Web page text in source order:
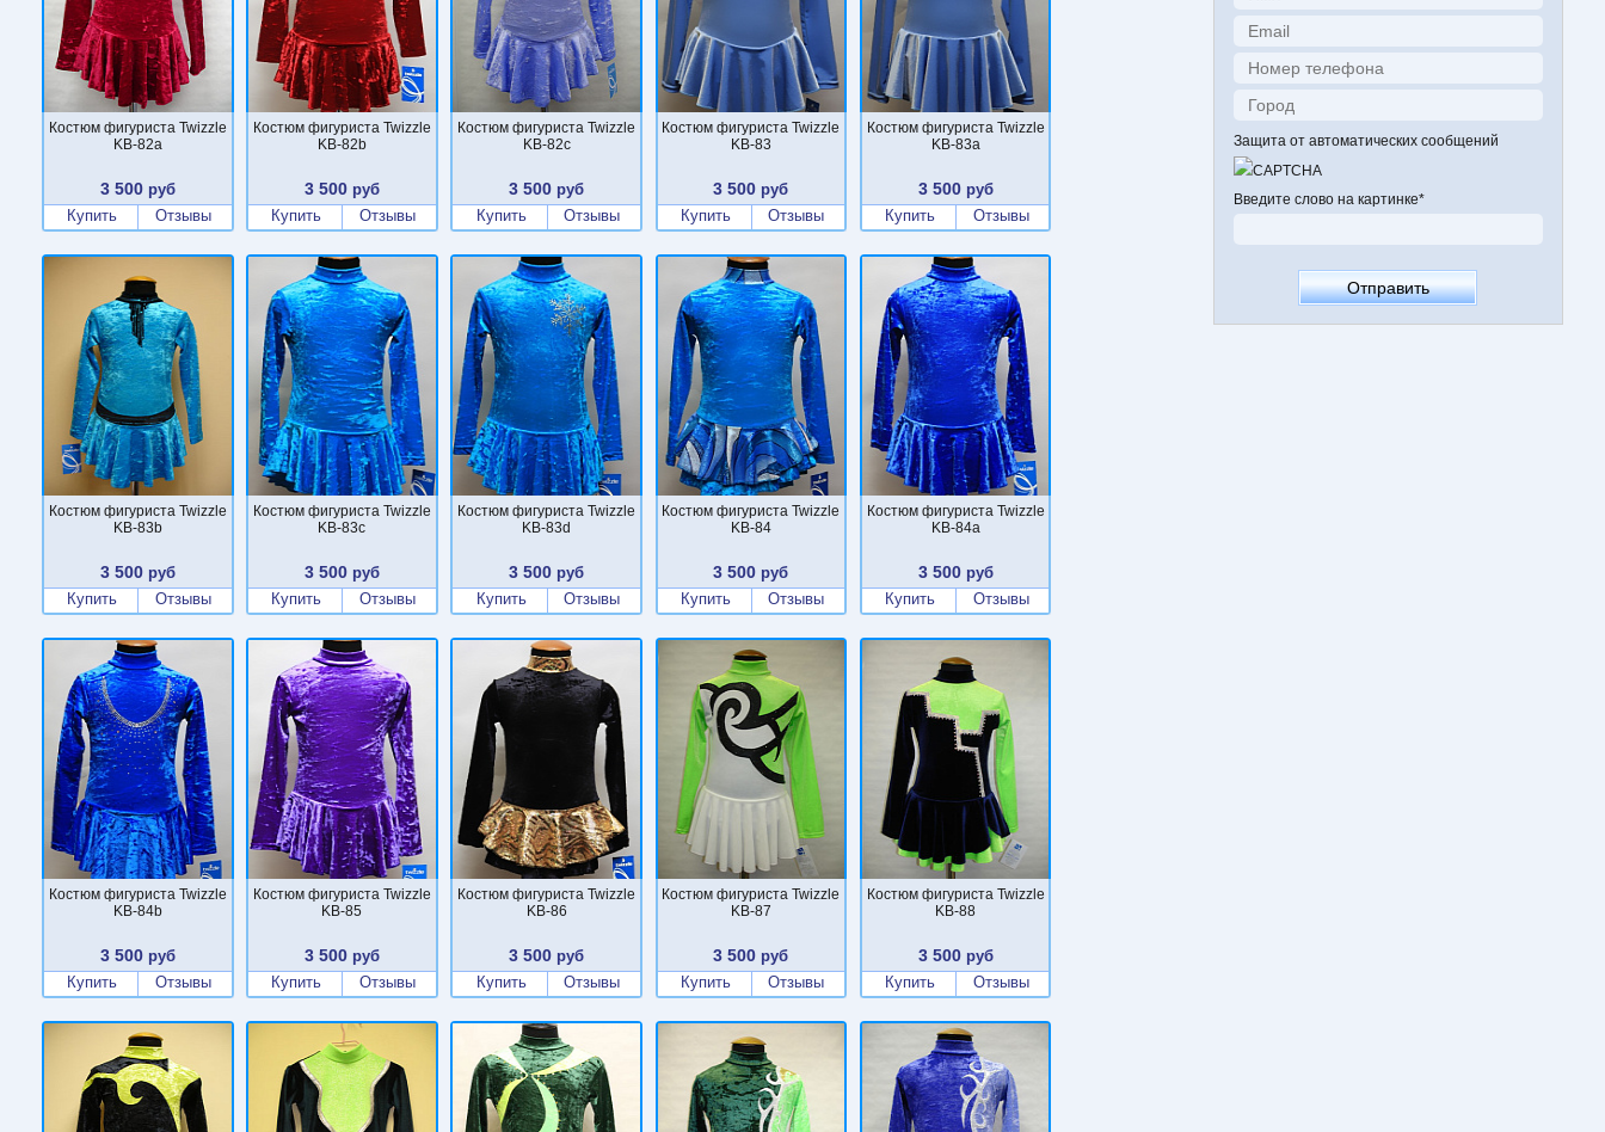
Защита от автоматических сообщений
Введите слово на картинке*
Костюм фигуриста Twizzle
KB-82a
3 500руб
Купить
Отзывы
Костюм фигуриста Twizzle
KB-82b
3 500руб
Купить
Отзывы
Костюм фигуриста Twizzle
KB-82c
3 500 руб
Купить
Отзывы
Костюм фигуриста Twizzle
KB-83
3 500 руб
Купить
Отзывы
Костюм фигуриста Twizzle
KB-83a
3 500руб
Купить
Отзывы
Костюм фигуриста Twizzle
KB-83b
3 500руб
Купить
Отзывы
Костюм фигуриста Twizzle
KB-83c
3 500руб
Купить
Отзывы
Костюм фигуриста Twizzle
KB-83d
3 500 руб
Купить
Отзывы
Костюм фигуриста Twizzle
KB-84
3 500 руб
Купить
Отзывы
Костюм фигуриста Twizzle
KB-84a
3 500руб
Купить
Отзывы
Костюм фигуриста Twizzle
KB-84b
3 500руб
Купить
Отзывы
Костюм фигуриста Twizzle
KB-85
3 500руб
Купить
Отзывы
Костюм фигуриста Twizzle
KB-86
3 500 руб
Купить
Отзывы
Костюм фигуриста Twizzle
KB-87
3 500 руб
Купить
Отзывы
Костюм фигуриста Twizzle
KB-88
3 500руб
Купить
Отзывы